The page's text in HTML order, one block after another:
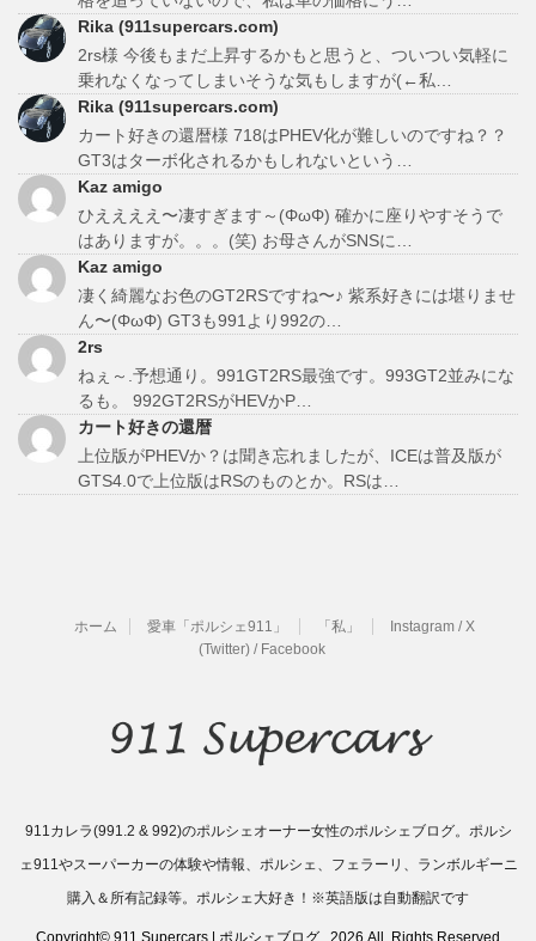
Rika (911supercars.com)
2rs様 今後もまだ上昇するかもと思うと、ついつい気軽に
乗れなくなってしまいそうな気もしますが(←私…
Rika (911supercars.com)
カート好きの還暦様 718はPHEV化が難しいのですね？？
GT3はターボ化されるかもしれないという…
Kaz amigo
ひええええ〜凄すぎます～(ΦωΦ) 確かに座りやすそうで
はありますが。。。(笑) お母さんがSNSに…
Kaz amigo
凄く綺麗なお色のGT2RSですね〜♪ 紫系好きには堪りませ
ん〜(ΦωΦ) GT3も991より992の…
2rs
ねぇ～.予想通り。991GT2RS最強です。993GT2並みにな
るも。 992GT2RSがHEVかP…
カート好きの還暦
上位版がPHEVか？は聞き忘れましたが、ICEは普及版が
GTS4.0で上位版はRSのものとか。RSは…
ホーム 愛車「ポルシェ911」 「私」
Instagram / X
(Twitter) / Facebook
911カレラ(991.2 & 992)のポルシェオーナー女性のポルシェブログ。ポルシ
ェ911やスーパーカーの体験や情報、ポルシェ、フェラーリ、ランボルギーニ
購入＆所有記録等。ポルシェ大好き！※英語版は自動翻訳です